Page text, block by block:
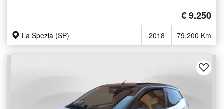
€ 9.250
La Spezia (SP) 2018 79.200 Km